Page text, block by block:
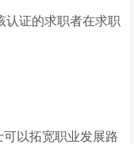
认证的求职者在求职
以拓宽职业发展路